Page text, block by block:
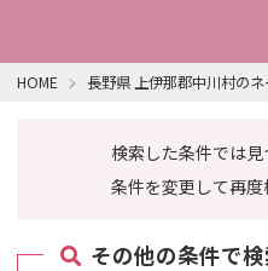
HOME 長野県 上伊那郡中川村の
検索した条件では見
条件を変更して再度
その他の条件で